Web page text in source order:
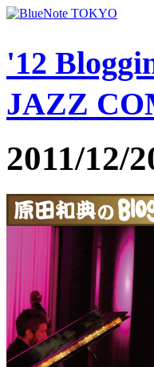
'12
JAZZ
2011/12/